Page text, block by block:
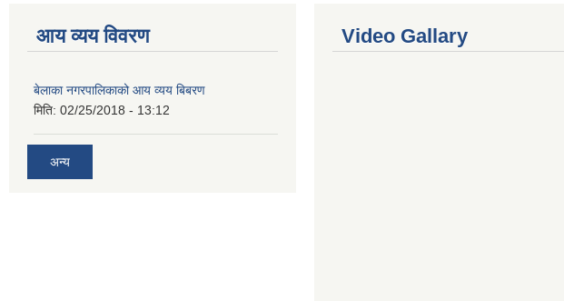
आय व्यय विवरण
बेलाका नगरपालिकाको आय व्यय बिबरण
मिति: 02/25/2018 - 13:12
अन्य
Video Gallary